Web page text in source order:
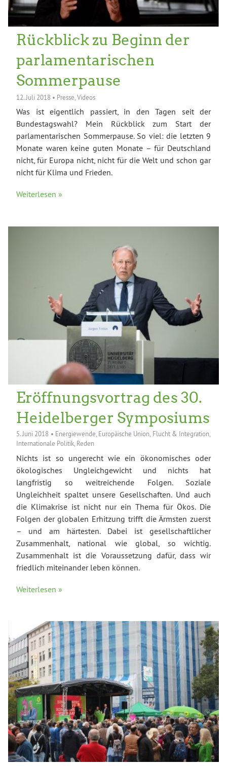
Rückblick zu Beginn der
parlamentarischen
Sommerpause
12. Juli 2018 • Presse Videos
Was ist eigentlich passiert, in den Tagen seit der
Bundestagswahl? Mein Rückblick zum Start der
parlamentarischen Sommerpause. So viel: die letzten 9
Monate waren keine guten Monate – für Deutschland
nicht, für Europa nicht, nicht für die Welt und schon gar
nicht für Klima und Frieden.
Weiterlesen »
Eröffnungsvortrag des 30.
Heidelberger Symposiums
5. Juni 2018 • Energiewende Europäische Union Flucht & Integration
Internationale Politik Reden
Nichts ist so ungerecht wie ein ökonomisches oder
ökologisches Ungleichgewicht und nichts hat
langfristig so weitreichende Folgen. Soziale
Ungleichheit spaltet unsere Gesellschaften. Und auch
die Klimakrise ist nicht nur ein Thema für Ökos. Die
Folgen der globalen Erhitzung trifft die Ärmsten zuerst
– und am härtesten. Dabei ist gesellschaftlicher
Zusammenhalt, national wie global, so wichtig.
Zusammenhalt ist die Voraussetzung dafür, dass wir
friedlich miteinander leben können.
Weiterlesen »